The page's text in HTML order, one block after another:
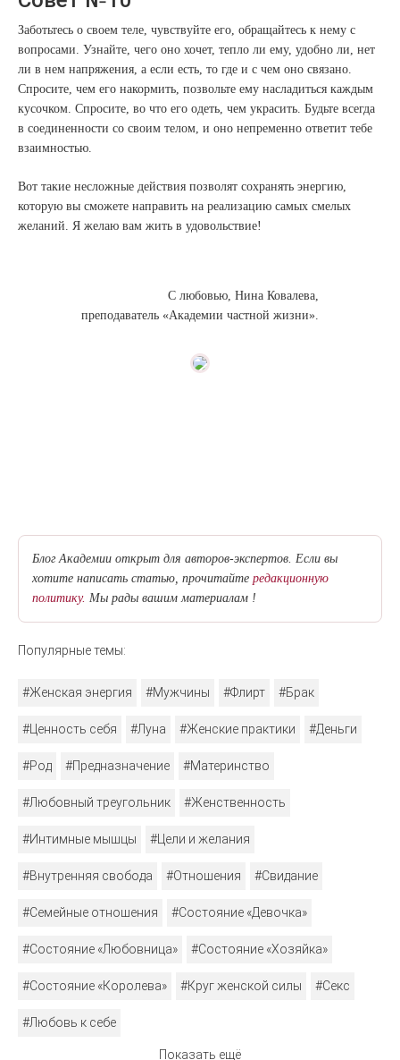
Заботьтесь о своем теле, чувствуйте его, обращайтесь к нему с
вопросами. Узнайте, чего оно хочет, тепло ли ему, удобно ли, нет
ли в нем напряжения, а если есть, то где и с чем оно связано.
Спросите, чем его накормить, позвольте ему насладиться каждым
кусочком. Спросите, во что его одеть, чем украсить. Будьте всегда
в соединенности со своим телом, и оно непременно ответит тебе
взаимностью.
Вот такие несложные действия позволят сохранять энергию,
которую вы сможете направить на реализацию самых смелых
желаний. Я желаю вам жить в удовольствие!
С любовью, Нина Ковалева,
преподаватель «Академии частной жизни».
Блог Академии открыт для авторов-экспертов. Если вы
хотите написать статью, прочитайте редакционную
политику. Мы рады вашим материалам !
Популярные темы:
#Женская энергия #Мужчины #Флирт #Брак
#Ценность себя #Луна #Женские практики #Деньги
#Род #Предназначение #Материнство
#Любовный треугольник #Женственность
#Интимные мышцы #Цели и желания
#Внутренняя свобода #Отношения #Свидание
#Семейные отношения #Состояние «Девочка»
#Состояние «Любовница» #Состояние «Хозяйка»
#Состояние «Королева» #Круг женской силы #Секс
#Любовь к себе
Показать ещё